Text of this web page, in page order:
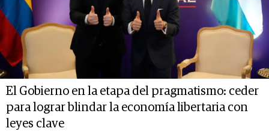
El Gobierno en la etapa del pragmatismo: ceder
para lograr blindar la economía libertaria con
leyes clave